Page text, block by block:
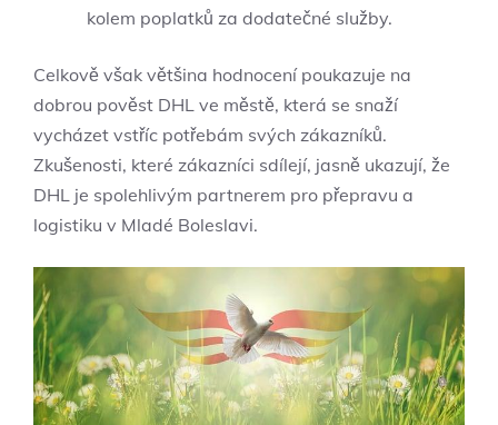
kolem poplatků za dodatečné služby.
Celkově však většina hodnocení poukazuje na
dobrou pověst DHL ve městě, která se snaží
vycházet vstříc potřebám svých zákazníků.
Zkušenosti, které zákazníci sdílejí, jasně ukazují, že
DHL je spolehlivým partnerem pro přepravu a
logistiku v Mladé Boleslavi.